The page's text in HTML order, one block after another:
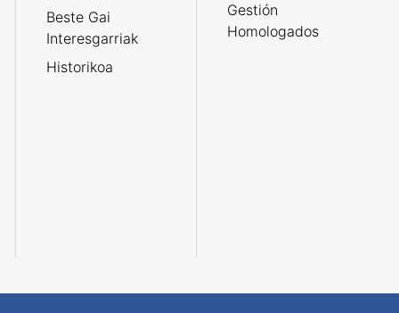
Beste Gai
Interesgarriak
Historikoa
Gestión
Homologados